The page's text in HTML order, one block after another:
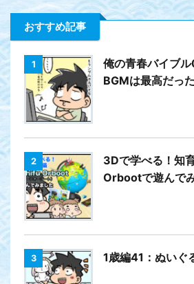
おすすめ記事
1
俺の青春バイブ
BGMは最高だっ
2
3Dで学べる！知
Orbootで遊んで
3 1歳編41：ぬいぐ